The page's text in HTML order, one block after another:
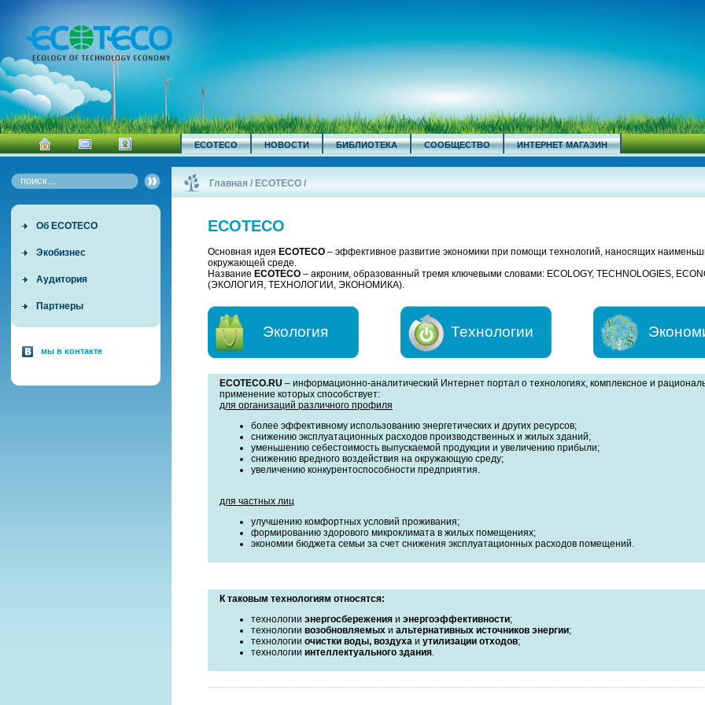
ECOTECO НОВОСТИ БИБЛИОТЕКА СООБЩЕСТВО ИНТЕРНЕТ МАГАЗИН
Об ECOTECO
Экобизнес
Аудитория
Партнеры
мы в контакте
Главная / ECOTECO /
ECOTECO
Основная идея ECOTECO – эффективное развитие экономики при помощи технологий, наносящих
окружающей среде.
Название ECOTECO – акроним, образованный тремя ключевыми словами: ECOLOGY, TECHNOLOGIES,
(ЭКОЛОГИЯ, ТЕХНОЛОГИИ, ЭКОНОМИКА).
Экология Технологии
ECOTECO.RU – информационно-аналитический Интернет портал о технологиях, комплексное и
применение которых способствует:
для организаций различного профиля
более эффективному использованию энергетических и других ресурсов;
снижению эксплуатационных расходов производственных и жилых зданий;
уменьшению себестоимость выпускаемой продукции и увеличению прибыли;
снижению вредного воздействия на окружающую среду;
увеличению конкурентоспособности предприятия.
для частных лиц
улучшению комфортных условий проживания;
формированию здорового микроклимата в жилых помещениях;
экономии бюджета семьи за счет снижения эксплуатационных расходов помещений.
К таковым технологиям относятся:
технологии энергосбережения и энергоэффективности;
технологии возобновляемых и альтернативных источников энергии;
технологии очистки воды, воздуха и утилизации отходов;
технологии интеллектуального здания